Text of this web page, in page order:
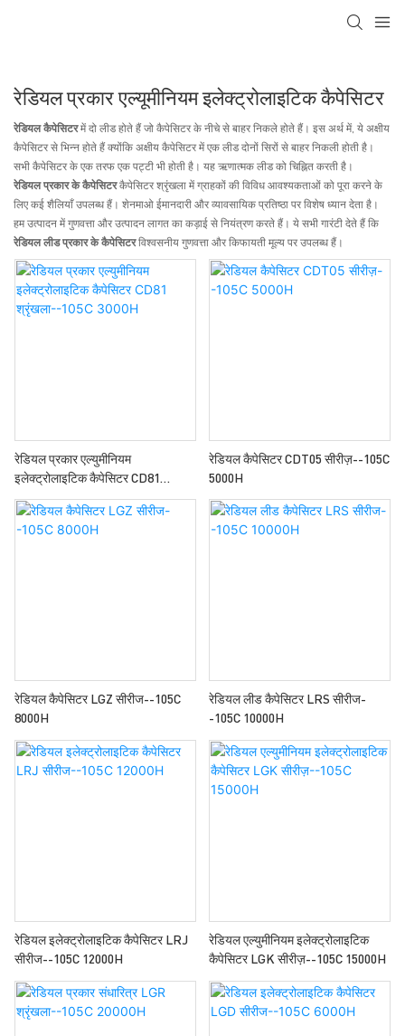
रेडियल प्रकार एल्यूमीनियम इलेक्ट्रोलाइटिक कैपेसिटर
रेडियल कैपेसिटरमें दो लीड होते हैं जो कैपेसिटर के नीचे से बाहर निकले होते हैं। इस अर्थ में, ये अक्षीय
कैपेसिटर से भिन्न होते हैं क्योंकि अक्षीय कैपेसिटर में एक लीड दोनों सिरों से बाहर निकली होती है।
सभी कैपेसिटर के एक तरफ एक पट्टी भी होती है। यह ऋणात्मक लीड को चिह्नित करती है।
रेडियल प्रकार के कैपेसिटरकैपेसिटर श्रृंखला में ग्राहकों की विविध आवश्यकताओं को पूरा करने के
लिए कई शैलियाँ उपलब्ध हैं। शेनमाओ ईमानदारी और व्यावसायिक प्रतिष्ठा पर विशेष ध्यान देता है।
हम उत्पादन में गुणवत्ता और उत्पादन लागत का कड़ाई से नियंत्रण करते हैं। ये सभी गारंटी देते हैं कि
रेडियल लीड प्रकार के कैपेसिटरविश्वसनीय गुणवत्ता और किफायती मूल्य पर उपलब्ध हैं।
रेडियल प्रकार एल्युमीनियम
इलेक्ट्रोलाइटिक कैपेसिटर CD81
श्रृंखला--105C 3000H
रेडियल कैपेसिटर CDT05 सीरीज़--105C
5000H
रेडियल कैपेसिटर LGZ सीरीज--105C
8000H
रेडियल लीड कैपेसिटर LRS सीरीज-
-105C 10000H
रेडियल इलेक्ट्रोलाइटिक कैपेसिटर LRJ
सीरीज--105C 12000H
रेडियल एल्युमीनियम इलेक्ट्रोलाइटिक
कैपेसिटर LGK सीरीज़--105C 15000H